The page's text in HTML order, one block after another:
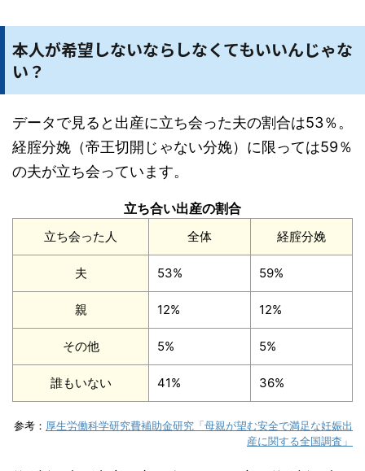
本人が希望しないならしなくてもいいんじゃな
い？
データで見ると出産に立ち会った夫の割合は53％。
経腟分娩（帝王切開じゃない分娩）に限っては59％
の夫が立ち会っています。
立ち合い出産の割合
立ち会った人 全体 経腟分娩
夫 53% 59%
親 12% 12%
その他 5% 5%
誰もいない 41% 36%
参考： 厚生労働科学研究費補助金研究「母親が望む安全で満足な妊娠出
産に関する全国調査」